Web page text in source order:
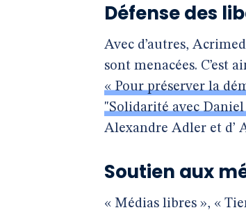
Défense des
Avec d’autres,
sont menacées. C’est
« Pour préserver la
"Solidarité avec
Alexandre Adler et d’
Soutien aux
« Médias libres », «